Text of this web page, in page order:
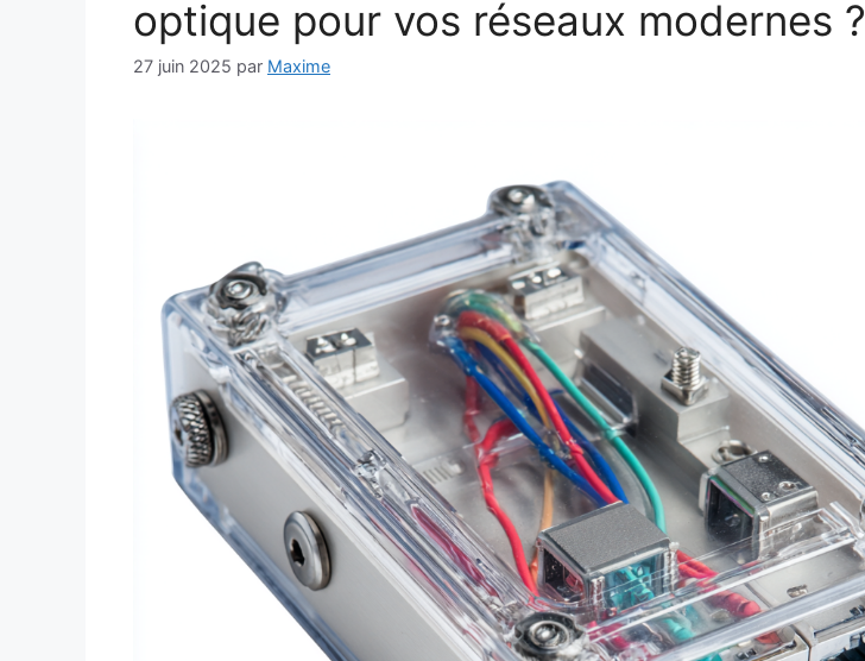
optique pour vos réseaux modernes ?
27 juin 2025 par Maxime